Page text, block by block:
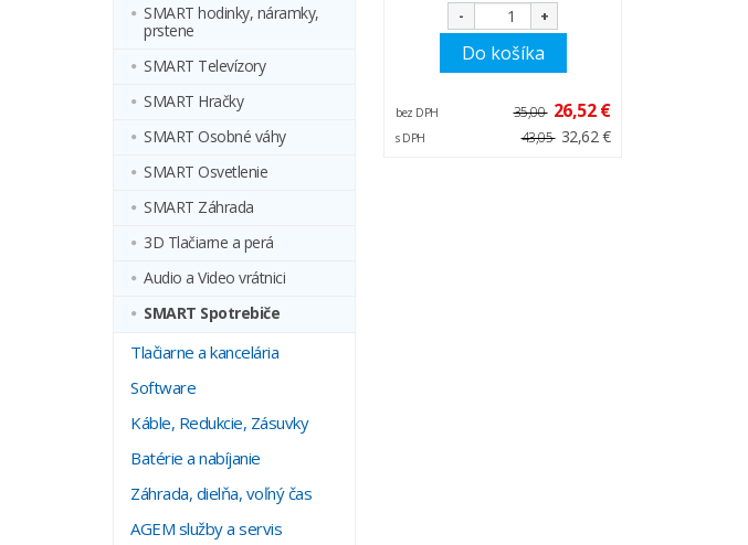
SMART hodinky, náramky,
prstene
SMART Televízory
SMART Hračky
SMART Osobné váhy
SMART Osvetlenie
SMART Záhrada
3D Tlačiarne a perá
Audio a Video vrátnici
SMART Spotrebiče
Tlačiarne a kancelária
Software
Káble, Redukcie, Zásuvky
Batérie a nabíjanie
Záhrada, dielňa, voľný čas
AGEM služby a servis
- +
Do košíka
bez DPH 35,00 26,52 €
s DPH 43,05 32,62 €